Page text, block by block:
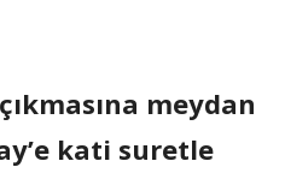
meydan
kati suretle